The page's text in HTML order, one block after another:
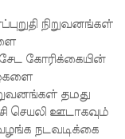
நிறுவனங்கள்
கோரிக்கையின்
தமது
செயலி ஊடாகவும்
நடவடிக்கை